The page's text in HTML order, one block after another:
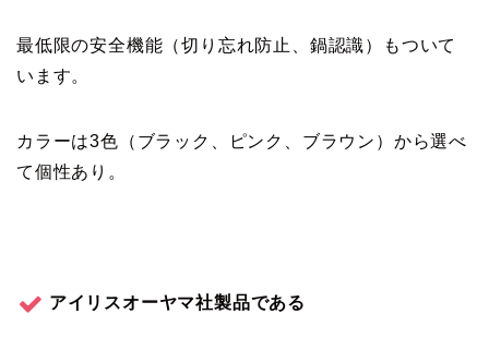
最低限の安全機能（切り忘れ防止、鍋認識）もついて
います。
カラーは3色（ブラック、ピンク、ブラウン）から選べ
て個性あり。
アイリスオーヤマ社製品である